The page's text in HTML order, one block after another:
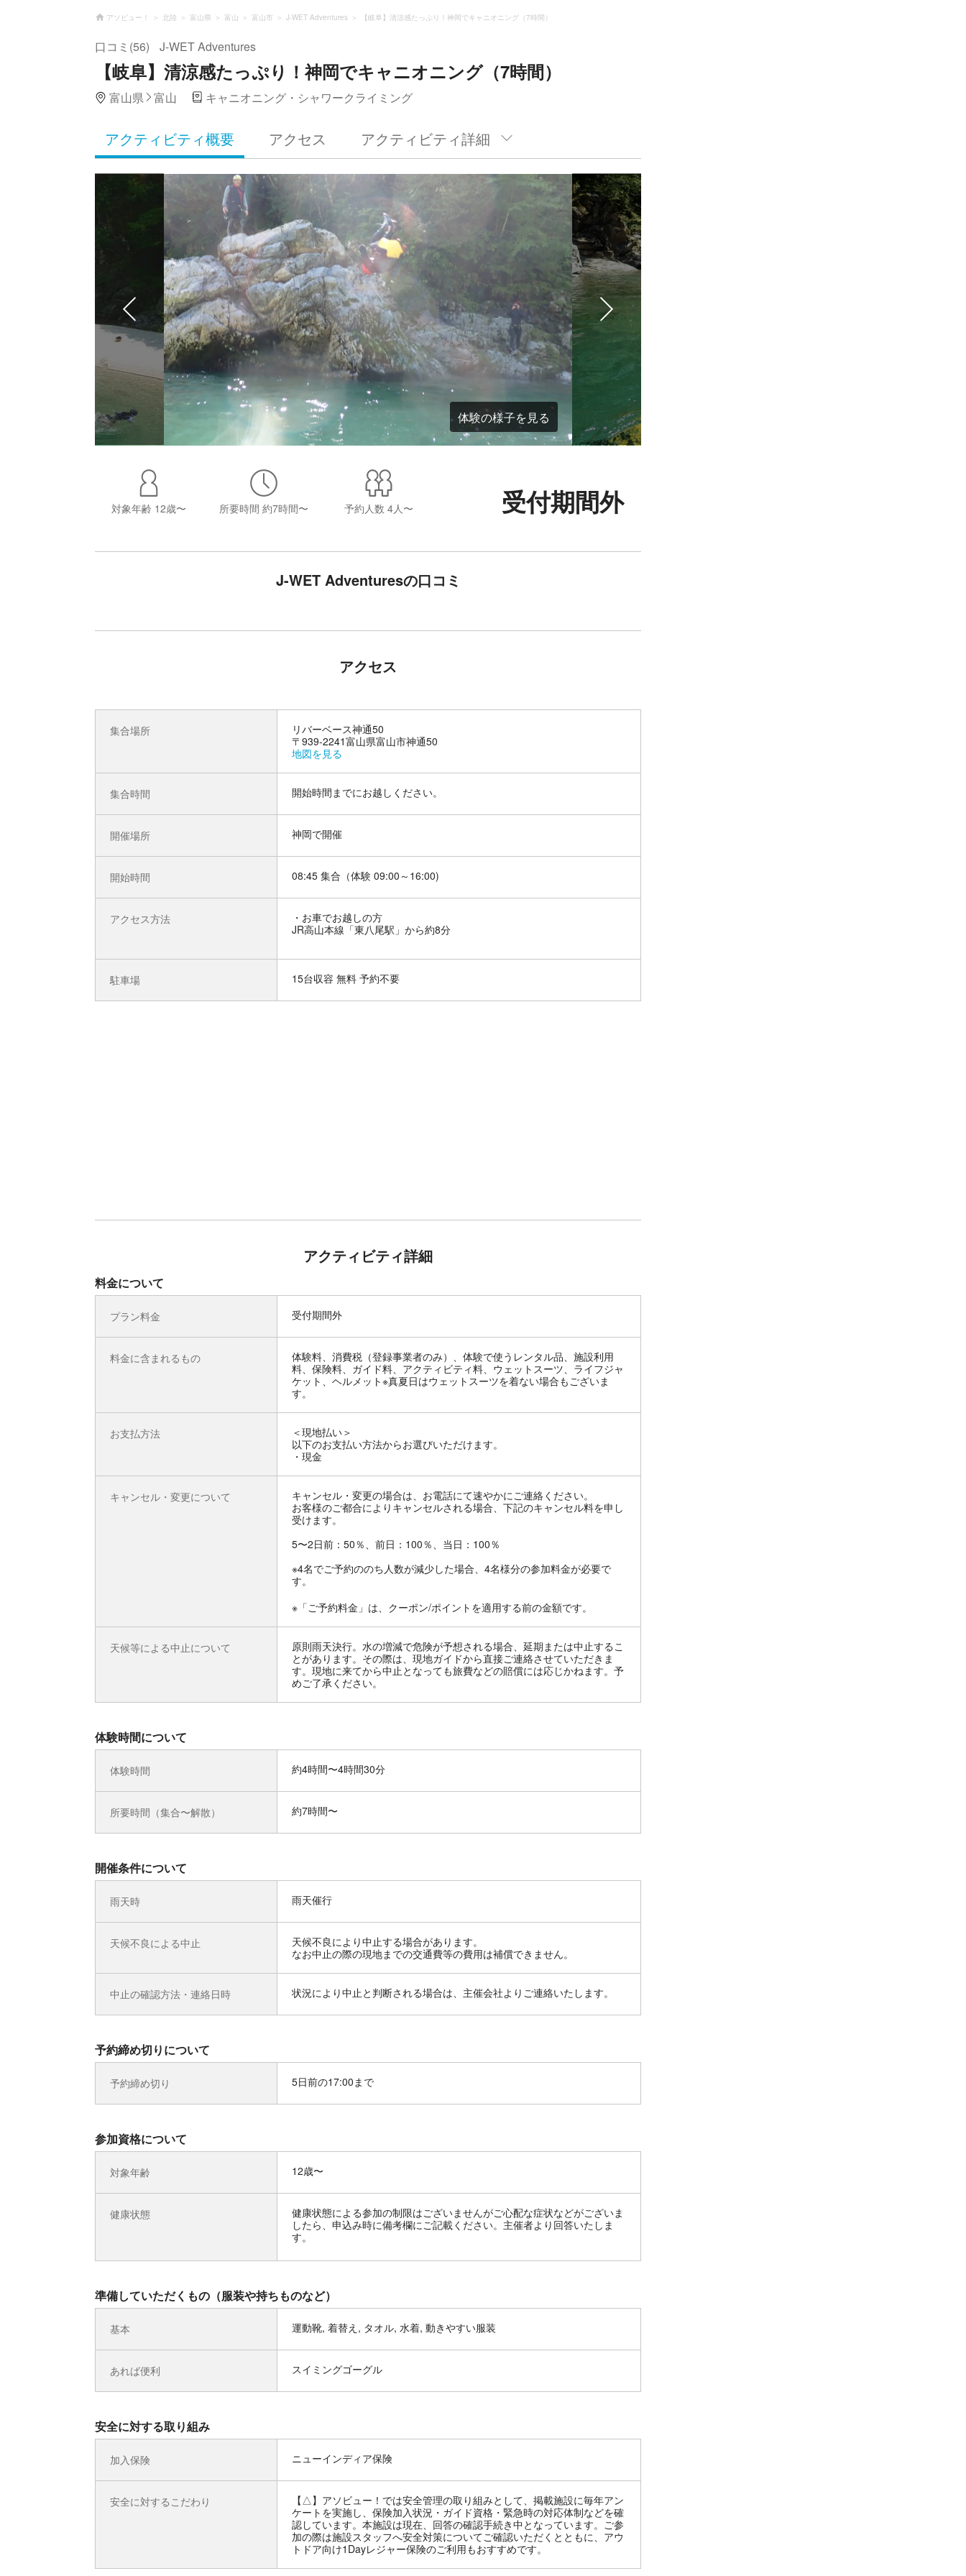
アソビュー！ 北陸 富山県 富山 富山市 J-WET Adventures 【岐阜】清涼感たっぷり！神岡でキャニオニング（7時間）
口コミ(56) J-WET Adventures
【岐阜】清涼感たっぷり！神岡でキャニオニング（7時間）
富山県 富山 キャニオニング・シャワークライミング
アクティビティ概要 アクセス アクティビティ詳細
体験の様子を見る
対象年齢 12歳〜 所要時間 約7時間〜 予約人数 4人〜 受付期間外
J-WET Adventuresの口コミ
アクセス
集合場所
リバーベース神通50
〒939-2241富山県富山市神通50
地図を見る
集合時間 開始時間までにお越しください。
開催場所 神岡で開催
開始時間 08:45 集合（体験 09:00～16:00)
アクセス方法
お車でお越しの方
JR高山本線「東八尾駅」から約8分
駐車場 15台収容 無料 予約不要
アクティビティ詳細
料金について
プラン料金 受付期間外
料金に含まれるもの
体験料、消費税（登録事業者のみ）、体験で使うレンタル品、施設利用
料、保険料、ガイド料、アクティビティ料、ウェットスーツ、ライフジャ
ケット、ヘルメット※真夏日はウェットスーツを着ない場合もございま
す。
お支払方法
＜現地払い＞
以下のお支払い方法からお選びいただけます。
・現金
キャンセル・変更について
キャンセル・変更の場合は、お電話にて速やかにご連絡ください。
お客様のご都合によりキャンセルされる場合、下記のキャンセル料を申し
受けます。
5〜2日前：50％、前日：100％、当日：100％
※4名でご予約ののち人数が減少した場合、4名様分の参加料金が必要で
す。
※「ご予約料金」は、クーポン/ポイントを適用する前の金額です。
天候等による中止について
原則雨天決行。水の増減で危険が予想される場合、延期または中止するこ
とがあります。その際は、現地ガイドから直接ご連絡させていただきま
す。現地に来てから中止となっても旅費などの賠償には応じかねます。予
めご了承ください。
体験時間について
体験時間 約4時間〜4時間30分
所要時間（集合〜解散） 約7時間〜
開催条件について
雨天時 雨天催行
天候不良による中止
天候不良により中止する場合があります。
なお中止の際の現地までの交通費等の費用は補償できません。
中止の確認方法・連絡日時 状況により中止と判断される場合は、主催会社よりご連絡いたします。
予約締め切りについて
予約締め切り 5日前の17:00まで
参加資格について
対象年齢 12歳〜
健康状態
健康状態による参加の制限はございませんがご心配な症状などがございま
したら、申込み時に備考欄にご記載ください。主催者より回答いたしま
す。
準備していただくもの（服装や持ちものなど）
基本 運動靴, 着替え, タオル, 水着, 動きやすい服装
あれば便利 スイミングゴーグル
安全に対する取り組み
加入保険 ニューインディア保険
安全に対するこだわり
【△】アソビュー！では安全管理の取り組みとして、掲載施設に毎年アン
ケートを実施し、保険加入状況・ガイド資格・緊急時の対応体制などを確
認しています。本施設は現在、回答の確認手続き中となっています。ご参
加の際は施設スタッフへ安全対策についてご確認いただくとともに、アウ
トドア向け1Dayレジャー保険のご利用もおすすめです。